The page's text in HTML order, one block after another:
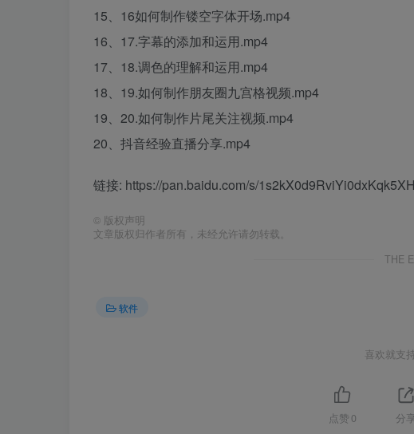
15、16如何制作镂空字体开场.mp4
16、17.字幕的添加和运用.mp4
17、18.调色的理解和运用.mp4
18、19.如何制作朋友圈九宫格视频.mp4
19、20.如何制作片尾关注视频.mp4
20、抖音经验直播分享.mp4
链接: https://pan.baidu.com/s/
© 版权声明
文章版权归作者所有，未经允许请勿转载。
THE
软件
喜欢就支
点赞 0 分